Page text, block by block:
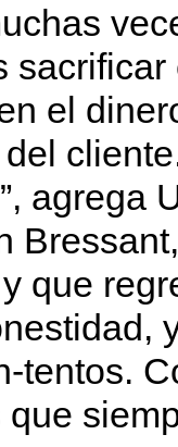
el
agrega
que
tentos.